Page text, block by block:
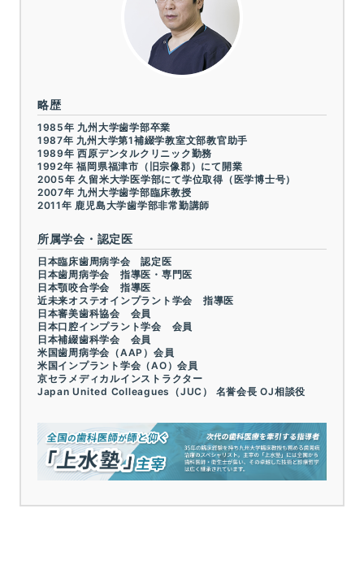
略歴
1985年 九州大学歯学部卒業
1987年 九州大学第1補綴学教室文部教官助手
1989年 西原デンタルクリニック勤務
1992年 福岡県福津市（旧宗像郡）にて開業
2005年 久留米大学医学部にて学位取得（医学博士号）
2007年 九州大学歯学部臨床教授
2011年 鹿児島大学歯学部非常勤講師
所属学会・認定医
日本臨床歯周病学会 認定医
日本歯周病学会 指導医・専門医
日本顎咬合学会 指導医
近未来オステオインプラント学会 指導医
日本審美歯科協会 会員
日本口腔インプラント学会 会員
日本補綴歯科学会 会員
米国歯周病学会（AAP）会員
米国インプラント学会（AO）会員
京セラメディカルインストラクター
Japan United Colleagues（JUC） 名誉会長 OJ相談役